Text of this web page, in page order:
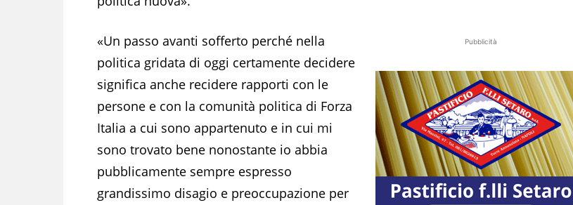
Pubblicità
«Un passo avanti sofferto perché nella
politica gridata di oggi certamente decidere
significa anche recidere rapporti con le
persone e con la comunità politica di Forza
Italia a cui sono appartenuto e in cui mi
sono trovato bene nonostante io abbia
pubblicamente sempre espresso
grandissimo disagio e preoccupazione per